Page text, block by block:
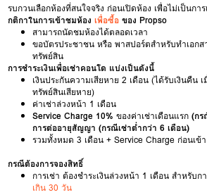
รบกวนเลือกห้องที่สนใจจริง ก่อนเปิดห้อง เพื่อไม่เป็นกา
กติกาในการเข้าชมห้องเพื่อซื้อ ของ Propso
สามารถนัดชมห้องได้ตลอดเวลา
ขอบัตรประชาชน หรือ พาสปอร์ตสำหรับทำเอก
ทรัพย์สิน
การชำระเงินเพื่อเช่าคอนโด แบ่งเป็นดังนี้
เงินประกันความเสียหาย 2 เดือน (ได้รับเงินคืน
ทรัพย์สินเสียหาย)
ค่าเช่าล่วงหน้า 1 เดือน
Service Charge 10% ของค่าเช่าเดือนแรก(กร
การต่ออายุสัญญา (กรณีเช่าต่ำกว่า 6 เดือน)
รวมทั้งหมด 3 เดือน + Service Charge ก่อนเข้
กรณีต้องการจองสิทธิ์
การเช่า ต้องชำระเงินล่วงหน้า 1 เดือน สำหรับ
เกิน 30 วัน